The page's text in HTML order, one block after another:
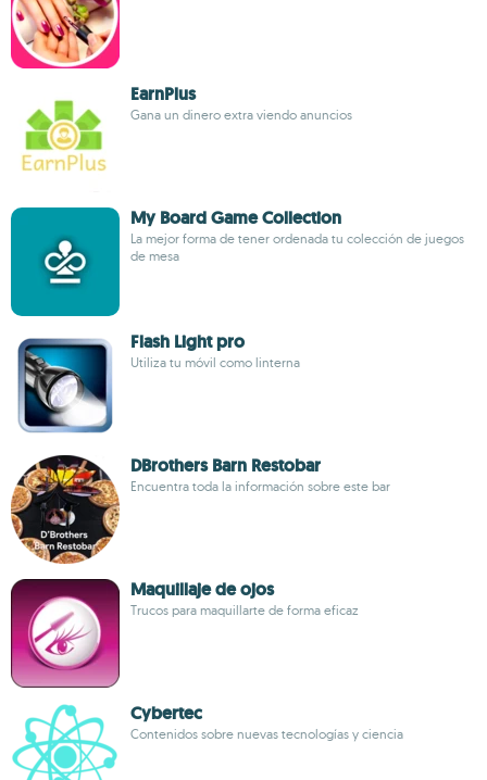
EarnPlus
Gana un dinero extra viendo anuncios
My Board Game Collection
La mejor forma de tener ordenada tu colección de juegos
de mesa
Flash Light pro
Utiliza tu móvil como linterna
DBrothers Barn Restobar
Encuentra toda la información sobre este bar
Maquillaje de ojos
Trucos para maquillarte de forma eficaz
Cybertec
Contenidos sobre nuevas tecnologías y ciencia